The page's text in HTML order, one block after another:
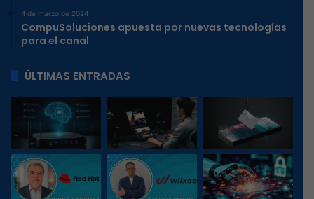
4 de marzo de 2024
CompuSoluciones apuesta por nuevas tecnologías
para el canal
ÚLTIMAS ENTRADAS